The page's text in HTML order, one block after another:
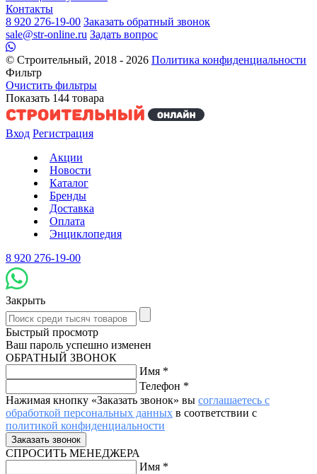
Контакты
8 920 276-19-00 Заказать обратный звонок
sale@str-online.ru Задать вопрос
© Строительный, 2018 - 2026 Политика конфиденциальности
Фильтр
Очистить фильтры
Показать 144 товара
Вход Регистрация
Акции
Новости
Каталог
Бренды
Доставка
Оплата
Энциклопедия
8 920 276-19-00
Закрыть
Быстрый просмотр
Ваш пароль успешно изменен
ОБРАТНЫЙ ЗВОНОК
Имя *
Телефон *
Нажимая кнопку «Заказать звонок» вы соглашаетесь с
обработкой персональных данных в соответствии с
политикой конфиденциальности
СПРОСИТЬ МЕНЕДЖЕРА
Имя *